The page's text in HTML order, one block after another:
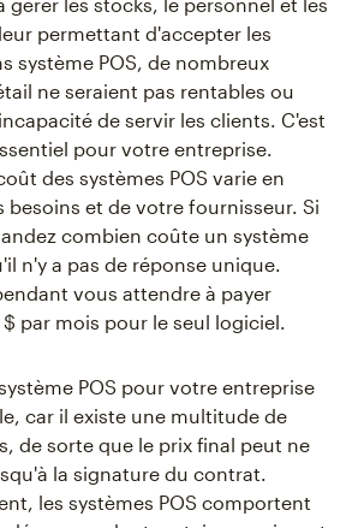
permettant d'accepter les
système POS, de nombreux
ne seraient pas rentables ou
de servir les clients. C'est
pour votre entreprise.
des systèmes POS varie en
et de votre fournisseur. Si
combien coûte un système
n'y a pas de réponse unique.
vous attendre à payer
par mois pour le seul logiciel.
POS pour votre entreprise
car il existe une multitude de
de sorte que le prix final peut ne
la signature du contrat.
les systèmes POS comportent